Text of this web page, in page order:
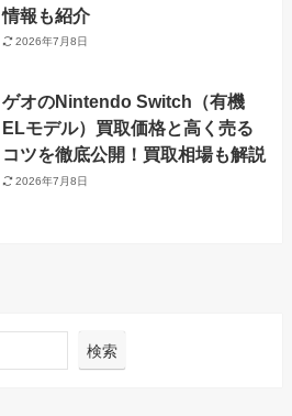
情報も紹介
2026年7月8日
ゲオのNintendo Switch（有機
ELモデル）買取価格と高く売る
コツを徹底公開！買取相場も解説
2026年7月8日
検索